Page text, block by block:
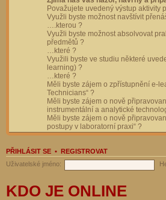
Považujete uvedený výstup
Využli byste možnost navštívit
….kterou ?
Využli byste možnost absolvovat
předmětů ?
…které ?
Využili byste ve studiu některé
learning) ?
…které ?
Měli byste zájem o zpřístupnění e-
Technicians“ ?
Měli byste zájem o nově
instrumentální a analytické
Měli byste zájem o nově
postupy v laboratorní praxi“ ?
PŘIHLÁSIT SE • REGISTROVAT
Uživatelské jméno:
KDO JE ONLINE